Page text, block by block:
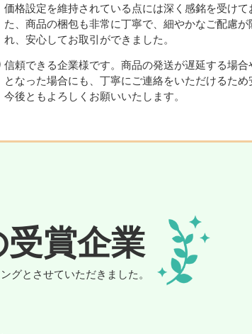
価格設定を維持されている点には深く感銘を受けて
た、商品の梱包も非常に丁寧で、細やかなご配慮が
れ、安心してお取引ができました。
信頼できる企業様です。商品の発送が遅延する場
となった場合にも、丁寧にご連絡をいただけるため
今後ともよろしくお願いいたします。
受賞企業
グとさせていただきました。